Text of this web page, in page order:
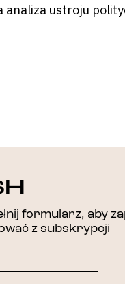
ustroju
formularz, aby
z subskrypcji